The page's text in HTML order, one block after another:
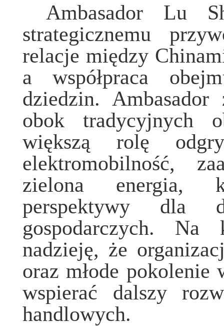
Ambasador Lu
strategicznemu
relacje między
a współpraca
dziedzin.
obok tradycyjnych
większą rolę
elektromobilność,
zielona energia,
perspektywy dla
gospodarczych. Na
nadzieję, że
oraz młode
wspierać dalszy
handlowych.